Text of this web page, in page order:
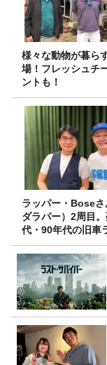
様々な動物が暮ら
場！フレッシュチ
ントも！
ラッパー・Boseさ
ダラパー）2周目
代・90年代の旧車